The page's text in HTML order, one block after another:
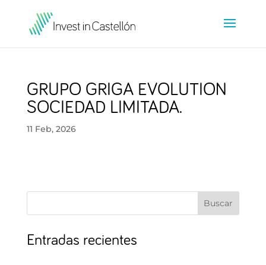
GRUPO GRIGA EVOLUTION
SOCIEDAD LIMITADA.
11 Feb, 2026
Buscar
Entradas recientes